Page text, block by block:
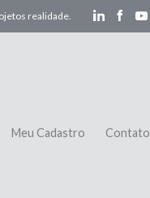
realidade.
Meu Cadastro Contato